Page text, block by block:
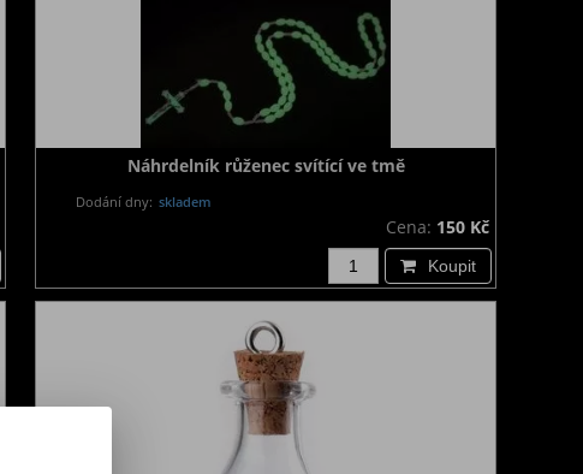
Náhrdelník růženec svítící ve tmě
Dodání dny: skladem
Cena: 150 Kč
Koupit